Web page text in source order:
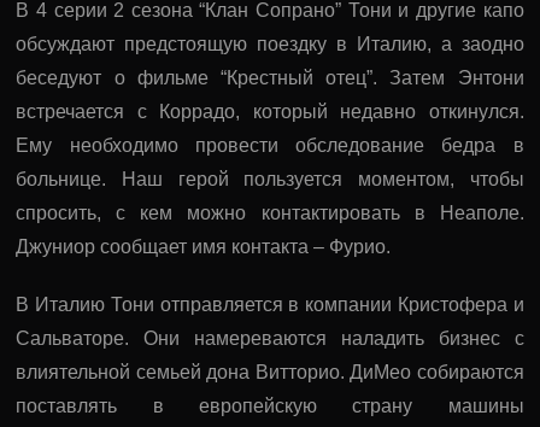
В 4 серии 2 сезона “Клан Сопрано” Тони и другие капо
обсуждают предстоящую поездку в Италию, а заодно
беседуют о фильме “Крестный отец”. Затем Энтони
встречается с Коррадо, который недавно откинулся.
Ему необходимо провести обследование бедра в
больнице. Наш герой пользуется моментом, чтобы
спросить, с кем можно контактировать в Неаполе.
Джуниор сообщает имя контакта – Фурио.
В Италию Тони отправляется в компании Кристофера и
Сальваторе. Они намереваются наладить бизнес с
влиятельной семьей дона Витторио. ДиМео собираются
поставлять в европейскую страну машины